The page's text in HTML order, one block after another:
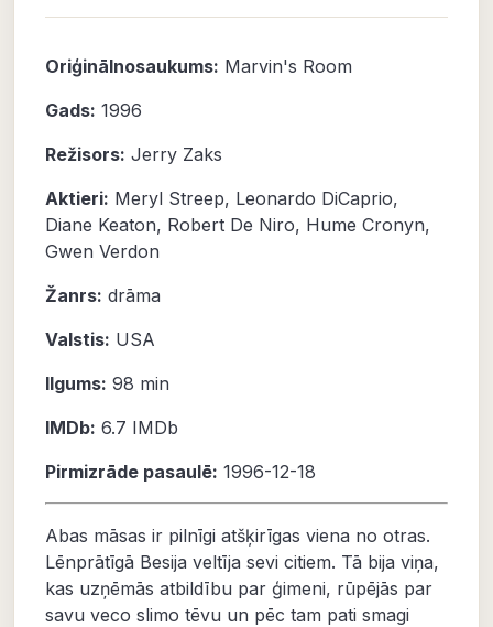
Oriģinālnosaukums: Marvin's Room
Gads: 1996
Režisors: Jerry Zaks
Aktieri: Meryl Streep, Leonardo DiCaprio,
Diane Keaton, Robert De Niro, Hume Cronyn,
Gwen Verdon
Žanrs: drāma
Valstis: USA
Ilgums: 98 min
IMDb: 6.7 IMDb
Pirmizrāde pasaulē: 1996-12-18
Abas māsas ir pilnīgi atšķirīgas viena no otras.
Lēnprātīgā Besija veltīja sevi citiem. Tā bija viņa,
kas uzņēmās atbildību par ģimeni, rūpējās par
savu veco slimo tēvu un pēc tam pati smagi